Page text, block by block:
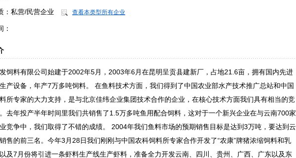
： 私营/民营企业 查看本类型所有企业
：
饲料有限公司始建于2002年5月，2003年6月在昆明呈贡县建新厂，占地21.6亩，拥有国内先进
产设备，年产7万多吨饲料。 在鱼料技术方面，我们得到了中国农业部水产技术推广总站和中国
所专家的大力支持，是与北京佳纬企业集团技术合作的企业，在核心技术方面我们具有相当的竞
去年投产半年时间里我们共销售了1.5万多吨鱼用配合饲料，这对于一个新兴企业在与云南700家
竞争中，我们取得了不错的成绩。 2004年我们鱼料市场的预期销售目标是达到3万吨，要达到云
售的前三名。今年3月28日我们刚刚与中国农科饲料所专家合作开发了“农康”牌猪浓缩饲料和乳
及7月份将引进一条虾料生产线生产虾料，准备全力开发云南、四川、贵州、广西、广东以及东